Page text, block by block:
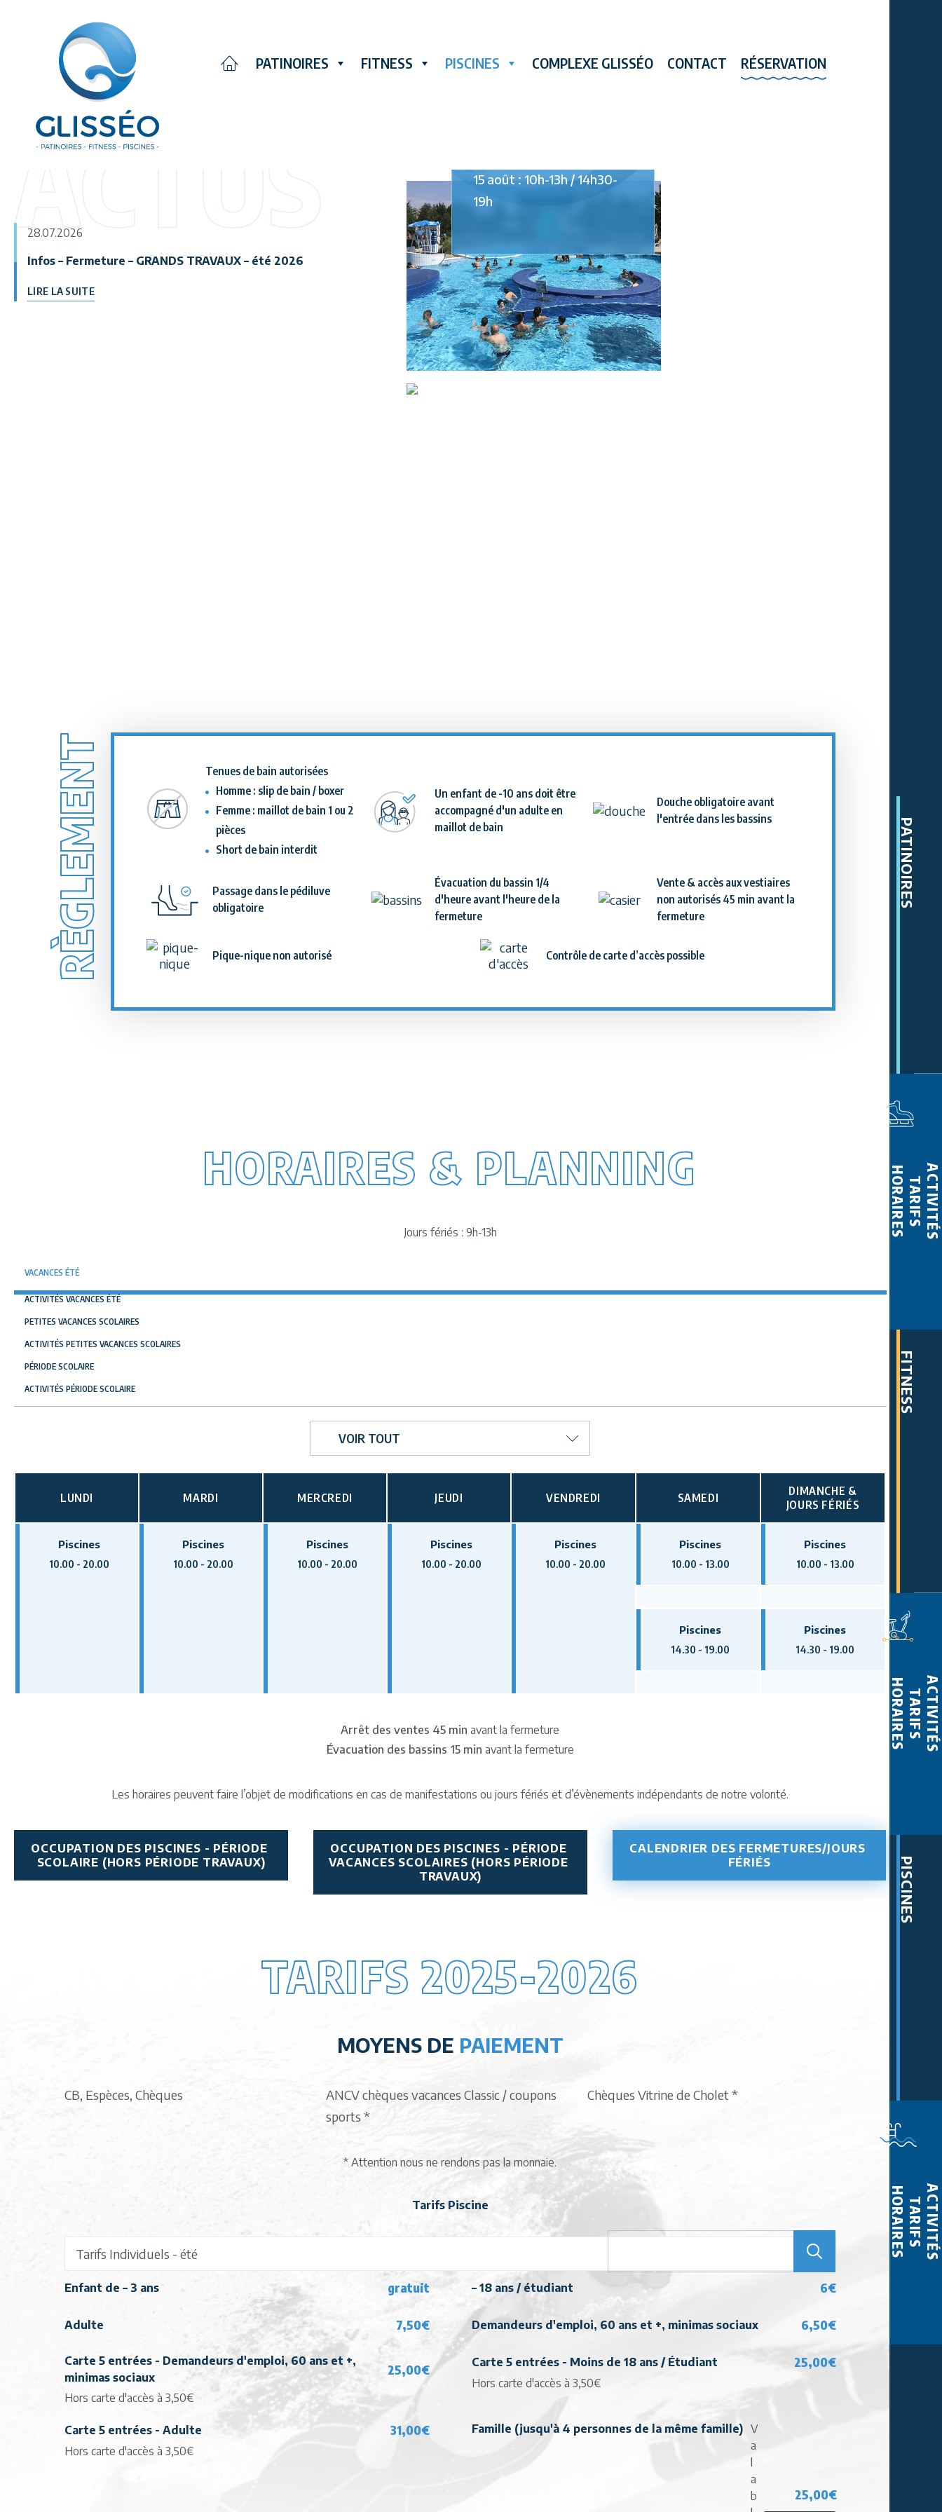
PATINOIRES FITNESS PISCINES COMPLEXE GLISSÉO CONTACT RÉSERVATION
PATINOIRES
HORAIRESTARIFSACTIVITÉS
FITNESS
HORAIRESTARIFSACTIVITÉS
PISCINES
HORAIRESTARIFSACTIVITÉS
Piscines
ACTUS
28.07.2026
Infos – Fermeture – GRANDS TRAVAUX – été 2026
LIRE LA SUITE
Semaine gonflée – du 8 au
15 août : 10h-13h / 14h30-
19h
RÈGLEMENT
Tenues de bain autorisées
Homme : slip de bain / boxer
Femme: maillot de bain 1 ou 2
pièces
Short de bain interdit
Un enfant de -10 ans doit être
accompagné d'un adulte en
maillot de bain
Douche obligatoire avant
l'entrée dans les bassins
Passage dans le pédiluve
obligatoire
Évacuation du bassin 1/4
d'heure avant l'heure de la
fermeture
Vente & accès aux vestiaires
non autorisés 45 min avant la
fermeture
Pique-nique non autorisé Contrôle de carte d’accès possible
HORAIRES & PLANNING
Jours fériés : 9h-13h
VACANCES ÉTÉ
ACTIVITÉS VACANCES ÉTÉ
PETITES VACANCES SCOLAIRES
ACTIVITÉS PETITES VACANCES SCOLAIRES
PÉRIODE SCOLAIRE
ACTIVITÉS PÉRIODE SCOLAIRE
VOIR TOUT
LUNDI MARDI MERCREDI JEUDI VENDREDI SAMEDI
DIMANCHE &
JOURS FÉRIÉS
Piscines
10.00 - 20.00
Piscines
10.00 - 20.00
Piscines
10.00 - 20.00
Piscines
10.00 - 20.00
Piscines
10.00 - 20.00
Piscines
10.00 - 13.00
Piscines
10.00 - 13.00
Piscines
14.30 - 19.00
Piscines
14.30 - 19.00
Arrêt des ventes 45 min avant la fermeture
Évacuation des bassins 15 min avant la fermeture
Les horaires peuvent faire l’objet de modifications en cas de manifestations ou jours fériés et d’évènements indépendants de notre volonté.
OCCUPATION DES PISCINES - PÉRIODE
SCOLAIRE (HORS PÉRIODE TRAVAUX)
OCCUPATION DES PISCINES - PÉRIODE
VACANCES SCOLAIRES (HORS PÉRIODE
TRAVAUX)
CALENDRIER DES FERMETURES/JOURS
FÉRIÉS
TARIFS 2025-2026
MOYENS DE PAIEMENT
CB, Espèces, Chèques
ANCV chèques vacances Classic / coupons
sports *
Chèques Vitrine de Cholet *
* Attention nous ne rendons pas la monnaie.
Tarifs Piscine
Enfant de – 3 ans gratuit – 18 ans / étudiant 6€
Adulte 7,50€ Demandeurs d'emploi, 60 ans et +, minimas sociaux 6,50€
Carte 5 entrées - Demandeurs d'emploi, 60 ans et +,
minimas sociaux
25,00€
Hors carte d'accès à 3,50€
Carte 5 entrées - Moins de 18 ans / Étudiant 25,00€
Hors carte d'accès à 3,50€
Carte 5 entrées - Adulte 31,00€
Hors carte d'accès à 3,50€
Famille (jusqu'à 4 personnes de la même famille) V
a
a
b
25,00€